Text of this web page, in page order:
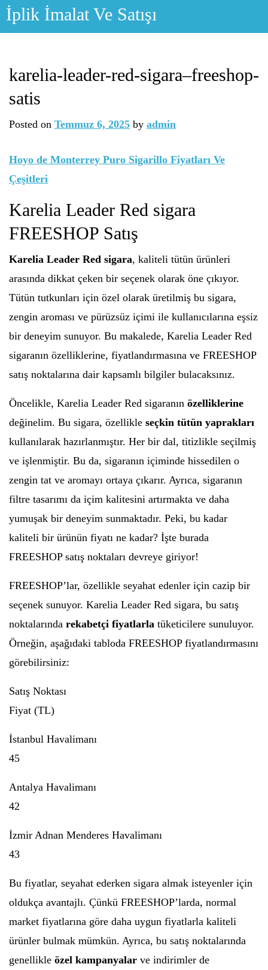
Skip
İplik İmalat Ve Satışı
karelia-leader-red-sigara–freeshop-
satis
Posted on Temmuz 6, 2025 by admin
Hoyo de Monterrey Puro Sigarillo Fiyatları Ve
Çeşitleri
Karelia Leader Red sigara
FREESHOP Satış
Karelia Leader Red sigara, kaliteli tütün ürünleri
arasında dikkat çeken bir seçenek olarak öne çıkıyor.
Tütün tutkunları için özel olarak üretilmiş bu sigara,
zengin aroması ve pürüzsüz içimi ile kullanıcılarına eşsiz
bir deneyim sunuyor. Bu makalede, Karelia Leader Red
sigaranın özelliklerine, fiyatlandırmasına ve FREESHOP
satış noktalarına dair kapsamlı bilgiler bulacaksınız.
Öncelikle, Karelia Leader Red sigaranın özelliklerine
değinelim. Bu sigara, özellikle seçkin tütün yaprakları
kullanılarak hazırlanmıştır. Her bir dal, titizlikle seçilmiş
ve işlenmiştir. Bu da, sigaranın içiminde hissedilen o
zengin tat ve aromayı ortaya çıkarır. Ayrıca, sigaranın
filtre tasarımı da içim kalitesini artırmakta ve daha
yumuşak bir deneyim sunmaktadır. Peki, bu kadar
kaliteli bir ürünün fiyatı ne kadar? İşte burada
FREESHOP satış noktaları devreye giriyor!
FREESHOP’lar, özellikle seyahat edenler için cazip bir
seçenek sunuyor. Karelia Leader Red sigara, bu satış
noktalarında rekabetçi fiyatlarla tüketicilere sunuluyor.
Örneğin, aşağıdaki tabloda FREESHOP fiyatlandırmasını
görebilirsiniz:
Satış Noktası
Fiyat (TL)
İstanbul Havalimanı
45
Antalya Havalimanı
42
İzmir Adnan Menderes Havalimanı
43
Bu fiyatlar, seyahat ederken sigara almak isteyenler için
oldukça avantajlı. Çünkü FREESHOP’larda, normal
market fiyatlarına göre daha uygun fiyatlarla kaliteli
ürünler bulmak mümkün. Ayrıca, bu satış noktalarında
genellikle özel kampanyalar ve indirimler de